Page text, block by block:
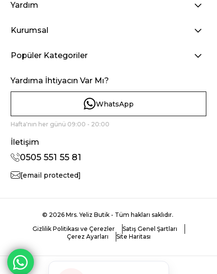
Yardım
Kurumsal
Popüler Kategoriler
Yardıma İhtiyacın Var Mı?
WhatsApp
Hafta'nın her günü 09:00 - 20:00
İletişim
0505 551 55 81
[email protected]
© 2026 Mrs. Yeliz Butik - Tüm hakları saklıdır.
Gizlilik Politikası ve Çerezler
Satış Genel Şartları
Çerez Ayarları
Site Haritası